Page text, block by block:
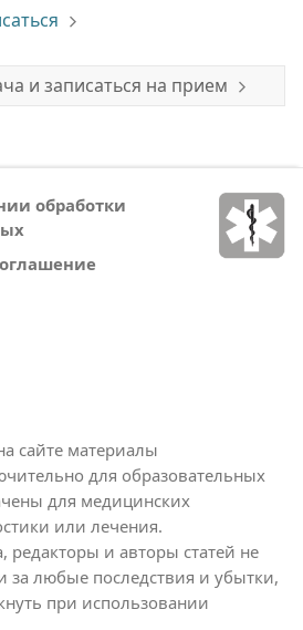
и записаться на прием
обработки
сайте материалы
для образовательных
для медицинских
или лечения.
редакторы и авторы статей не
за любые последствия и убытки,
при использовании